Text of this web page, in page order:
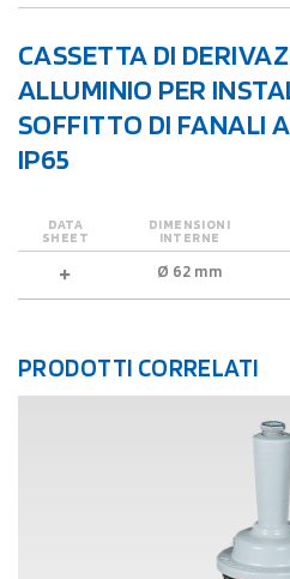
CASSETTA DI
ALLUMINIO PER
SOFFITTO DI FANALI
IP65
DATA
SHEET
DIMENSIONI
INTERNE
Ø 62 mm
PRODOTTI CORRELATI